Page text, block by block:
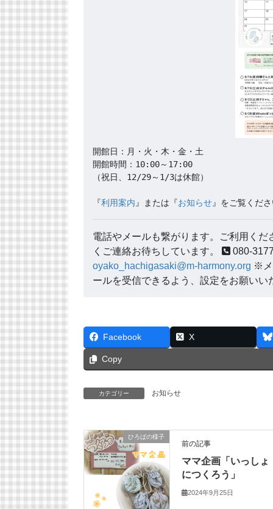
開館日：月・火・木・金・土
開館時間：10:00～17:00
（祝日、12/29～1/3は休館）
『利用案内 』または『お知らせ』をご覧くだ
電話やメールも繋がります。ご利用く
くご連絡お待ちしています。
080-
oyako_hachigasaki@m-harmony.org ※メ
ールを受信できるよう、設定をお願いい
Facebook X
Copy
カテゴリー お知らせ
ひろばの様子
前の記事
ママ企画「いっしょ
につくろう」
2024年9月25日